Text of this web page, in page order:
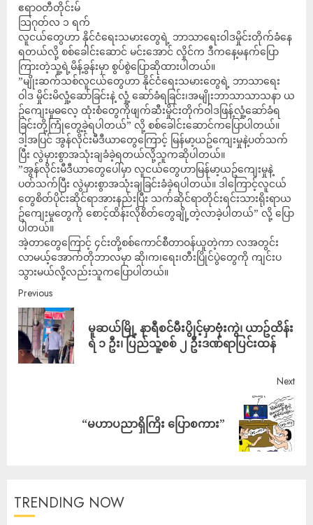
ဧရာဝတီတိုင်းမ်
သြဂုတ်လ ၁ ရက်
လူငယ်တွေဟာ နိုင်ငံရေးသမားတွေရဲ့ ဘာသာရေးဝါဒမှိုင်းတိုက်ခံနေ
ရတယ်လို့ စစ်ခေါင်းဆောင် မင်းအောင် လှိုင်က ဒီကနေ့မနက်ပြော
ကြားတဲ့သူ့ရဲ့မိန့်ခွန်းမှာ စွပ်စွဲပြောဆိုထားပါတယ်။
”မျိုးဆက်သစ်လူငယ်တွေဟာ နိုင်ငံရေးသမားတွေရဲ့ ဘာသာရေး
ဝါဒ မှိုင်းမိလှုံ့ဆော်ခြင်းနဲ့ လှုံ့ ဆော်ခံရခြင်း၊အမျိုးဘာသာသာသနာ ယ
ဥ်ကျေးမှုဓလေ့ ထုံးစံတွေကိုဖျက်ဆီးမှိုင်းတိုက်ဝါဒဖြန့်လှုံ့ဆော်ခံရ
ခြင်းတို့ကြုံတွေ့ခဲ့ရပါတယ်” လို့ စစ်ခေါင်းဆောင်ကပြောပါတယ်။
ဒါ့အပြင် အွန်လိုင်းမီဒီယာတွေကြောင့် မြန်မာ့ယဥ်ကျေးမှုနဲ့ပတ်သက်
ပြီး လွဲမှားစွာအသုံးချခံခဲ့ရတယ်လို့သူကဆိုပါတယ်။
”အွန်လိုင်းမီဒီယာတွေပေါ်မှာ လူငယ်တွေဟာမြန်မာ့ယဥ်ကျေးမှုနဲ့
ပတ်သက်ပြီး လွဲမှားစွာအသုံးချခြင်းခံခဲ့ရပါတယ်။ ဒါကြောင့်လူငယ်
တွေစိတ်ပိုင်းဆိုင်ရာအားနည်းပြီး သက်ဆိုင်ရာတိုင်းရင်းသားရိုးရာယ
ဥ်ကျေးမှုတွေကို စောင့်ထိန်းလိုစိတ်တွေချို့တဲ့လာခဲ့ပါတယ်” လို့ ပြော
ပါတယ်။
အဲ့တာတွေကြောင့် ၄င်းတို့စစ်ကောင်စီတာဝန်ယူတဲ့ကာ လအတွင်း
လာမယ့်အောက်တိုဘာလမှာ ဆို၊က၊ရေး၊တီးပြိုင်ပွဲတွေကို ကျင်းပ
သွားမယ်လို့လည်းသူကပြောပါတယ်။
Previous
မူဆယ်မြို့ နာရီစင်မီးပွိုင့်မှာဗုံးကွဲ၊ ယာဥ်ထိန်း
ရဲ ၁ ဦး၊ ပြည်သူ့စစ် ၂ ဦးဒဏ်ရာပြင်းထန်
Next
“မဟာပညာရှိကြိး ပြောစကား”
TRENDING NOW